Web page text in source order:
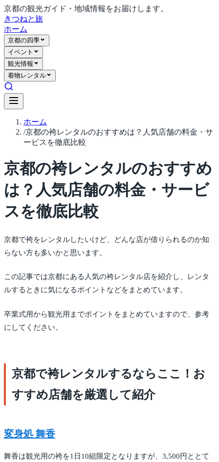
京都の観光ガイド・地域情報をお届けします。
きつねと旅
ホーム
京都の四季
イベント
観光情報
着物レンタル
ホーム
/京都の袴レンタルのおすすめは？人気店舗の料金・サ
ービスを徹底比較
京都の袴レンタルのおすすめ
は？人気店舗の料金・サービ
スを徹底比較
京都で袴をレンタルしたいけど、どんな店が借りられるのか知
らない方も多いかと思います。
この記事では京都にある人気の袴レンタル店を紹介し、レンタ
ルするときに気になるポイントなどをまとめています。
卒業式用から観光用までポイントをまとめていますので、参考
にしてください。
京都で袴レンタルするならここ！お
すすめ店舗を厳選して紹介
変身処 舞香
舞香は観光用の袴を1日10組限定となりますが、3,500円ととて